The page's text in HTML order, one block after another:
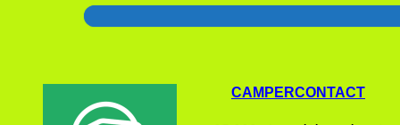
CAMPERCONTACT